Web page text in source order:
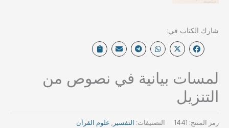
لمسات بيانية في نصوص من
التنزيل
رمز المنتج: 1441 التصنيفات: التفسير , علوم القرآن